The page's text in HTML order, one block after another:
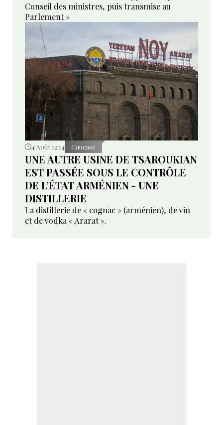
Conseil des ministres, puis transmise au
Parlement »
4 Août 12:14 Caucase
UNE AUTRE USINE DE TSAROUKIAN
EST PASSÉE SOUS LE CONTRÔLE
DE L’ÉTAT ARMÉNIEN - UNE
DISTILLERIE
La distillerie de « cognac » (arménien), de vin
et de vodka « Ararat ».